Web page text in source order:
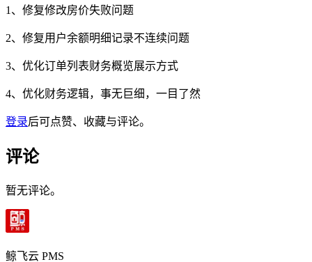
1、修复修改房价失败问题
2、修复用户余额明细记录不连续问题
3、优化订单列表财务概览展示方式
4、优化财务逻辑，事无巨细，一目了然
登录后可点赞、收藏与评论。
评论
暂无评论。
鲸飞云 PMS